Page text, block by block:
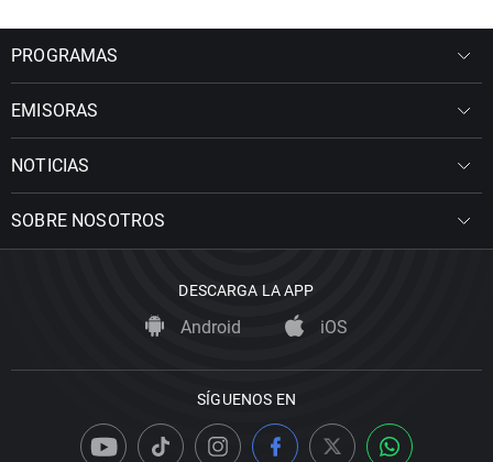
PROGRAMAS
EMISORAS
NOTICIAS
SOBRE NOSOTROS
DESCARGA LA APP
Android iOS
SÍGUENOS EN